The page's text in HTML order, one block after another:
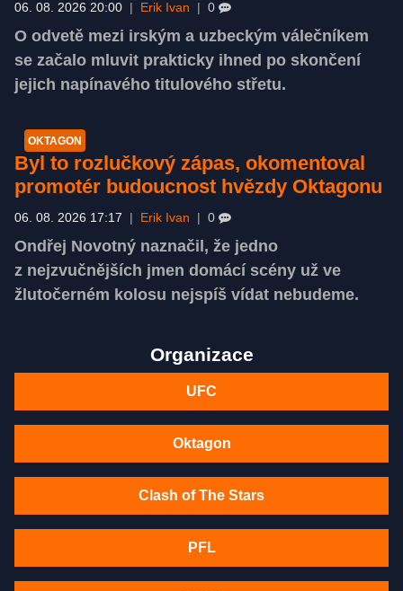
06. 08. 2026 20:00 Erik Ivan 0
O odvetě mezi irským a uzbeckým válečníkem
se začalo mluvit prakticky ihned po skončení
jejich napínavého titulového střetu.
OKTAGON
Byl to rozlučkový zápas, okomentoval
promotér budoucnost hvězdy Oktagonu
06. 08. 2026 17:17 Erik Ivan 0
Ondřej Novotný naznačil, že jedno
z nejzvučnějších jmen domácí scény už ve
žlutočerném kolosu nejspíš vídat nebudeme.
Organizace
UFC
Oktagon
Clash of The Stars
PFL